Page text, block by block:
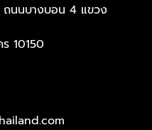
นนบางบอน 4 แขวง
10150